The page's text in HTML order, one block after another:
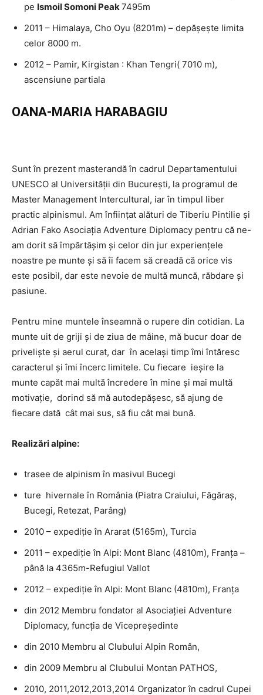
pe Ismoil Somoni Peak 7495m
2011 – Himalaya, Cho Oyu (8201m) – depăşeşte limita
celor 8000 m.
2012 – Pamir, Kirgistan : Khan Tengri( 7010 m),
ascensiune partiala
OANA-MARIA HARABAGIU
Sunt în prezent masterandă în cadrul Departamentului
UNESCO al Universităţii din Bucureşti, la programul de
Master Management Intercultural, iar în timpul liber
practic alpinismul. Am înfiinţat alături de Tiberiu Pintilie şi
Adrian Fako Asociaţia Adventure Diplomacy pentru că ne-
am dorit să împărtăşim şi celor din jur experienţele
noastre pe munte şi să îi facem să creadă că orice vis
este posibil, dar este nevoie de multă muncă, răbdare şi
pasiune.
Pentru mine muntele înseamnă o rupere din cotidian. La
munte uit de griji şi de ziua de mâine, mă bucur doar de
privelişte şi aerul curat, dar în acelaşi timp îmi întăresc
caracterul şi îmi încerc limitele. Cu fiecare ieşire la
munte capăt mai multă încredere în mine şi mai multă
motivaţie, dorind să mă autodepăşesc, să ajung de
fiecare dată cât mai sus, să fiu cât mai bună.
Realizări alpine:
trasee de alpinism în masivul Bucegi
ture hivernale în România (Piatra Craiului, Făgăraş,
Bucegi, Retezat, Parâng)
2010 – expediţie în Ararat (5165m), Turcia
2011 – expediţie în Alpi: Mont Blanc (4810m), Franţa –
până la 4365m-Refugiul Vallot
2012 – expediţie în Alpi: Mont Blanc (4810m), Franţa
din 2012 Membru fondator al Asociaţiei Adventure
Diplomacy, funcţia de Vicepreşedinte
din 2010 Membru al Clubului Alpin Român,
din 2009 Membru al Clubului Montan PATHOS,
2010, 2011,2012,2013,2014 Organizator în cadrul Cupei